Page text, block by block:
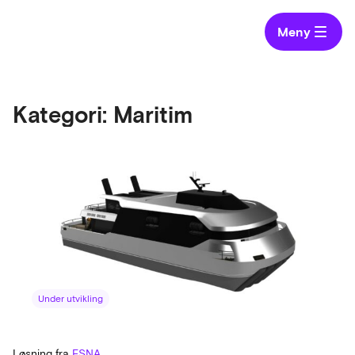
Meny
Kategori: Maritim
Under utvikling